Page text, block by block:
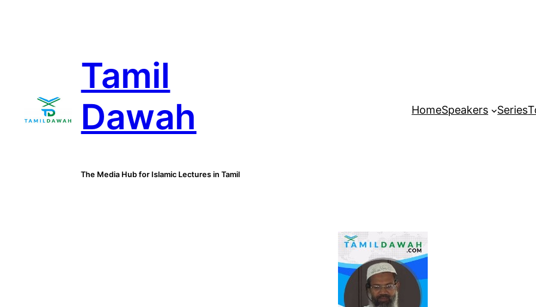
Tamil
Dawah
The Media Hub for Islamic Lectures in Tamil
HomeSpeakers Series